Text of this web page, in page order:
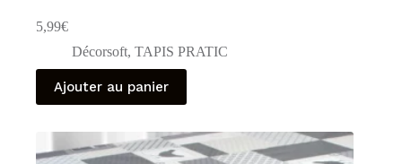
5,99€
Décorsoft, TAPIS PRATIC
Ajouter au panier